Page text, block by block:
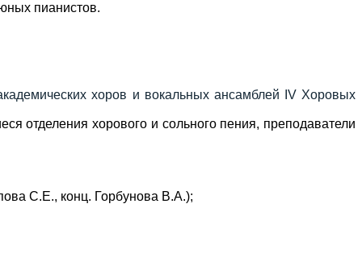
пианистов.
хоров и вокальных ансамблей IV Хоровых
отделения хорового и сольного пения, преподаватели
С.Е., конц. Горбунова В.А.);